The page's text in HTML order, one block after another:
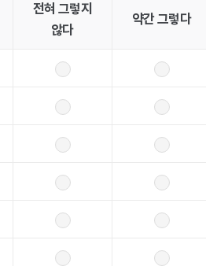
전혀 그렇지
않다
약간 그렇다